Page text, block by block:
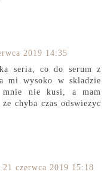
2019 14:35
seria, co do serum z
mi wysoko w skladzie
nie kusi, a mam
chyba czas odswiezyc
21 czerwca 2019 15:18